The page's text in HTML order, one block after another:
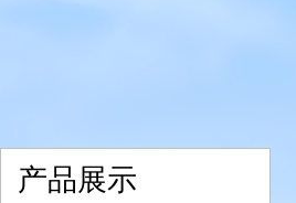
产品展示